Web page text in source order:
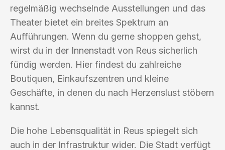
regelmäßig wechselnde Ausstellungen und das
Theater bietet ein breites Spektrum an
Aufführungen. Wenn du gerne shoppen gehst,
wirst du in der Innenstadt von Reus sicherlich
fündig werden. Hier findest du zahlreiche
Boutiquen, Einkaufszentren und kleine
Geschäfte, in denen du nach Herzenslust stöbern
kannst.
Die hohe Lebensqualität in Reus spiegelt sich
auch in der Infrastruktur wider. Die Stadt verfügt